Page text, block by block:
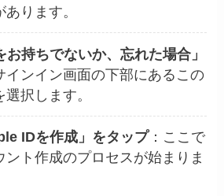
あります。
お持ちでないか、忘れた場合」
インイン画面の下部にあるこの
択します。
IDを作成」をタップ：ここで
ント作成のプロセスが始まりま